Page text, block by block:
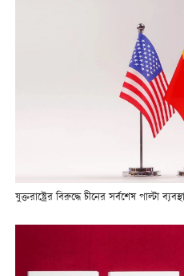
যুক্তরাষ্ট্রের বিরুদ্ধে চীনের সর্বশেষ পাল্টা